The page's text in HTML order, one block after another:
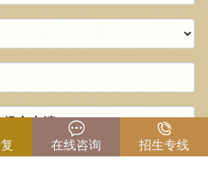
提交申请
准确填写以上信息，以便沟通！
在线咨询 招生专线